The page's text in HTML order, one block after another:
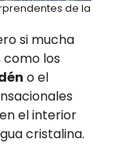
de la
si mucha
como los
o el
el interior
cristalina.